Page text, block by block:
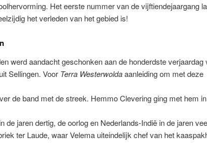
Het eerste nummer van de vijftiendejaargang
het verleden van het gebied is!
werd aandacht geschonken aan de honderdste verjaardag
Sellingen. Voor Terra Westerwoldaaanleiding om met deze
de band met de streek. Hemmo Clevering ging met hem in
de jaren dertig, de oorlog en Nederlands-Indië in de jaren
ter Laude, waar Velema uiteindelijk chef van het